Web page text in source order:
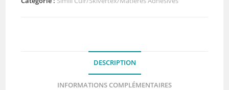
DESCRIPTION
INFORMATIONS COMPLÉMENTAIRES